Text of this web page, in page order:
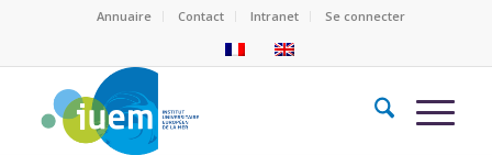
Annuaire Contact Intranet Se connecter